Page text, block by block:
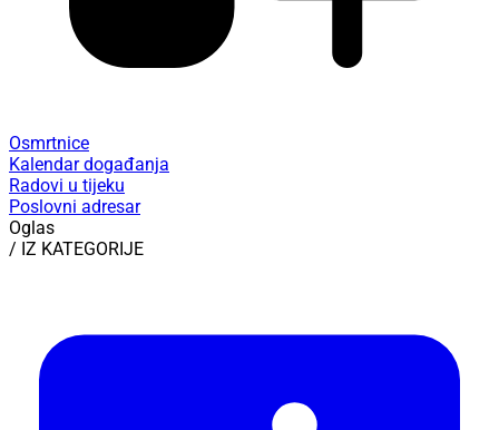
Osmrtnice
Kalendar događanja
Radovi u tijeku
Poslovni adresar
Oglas
/ IZ KATEGORIJE